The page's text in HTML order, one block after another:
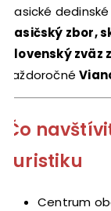
klasické
hasičský zbor,
Slovenský
každoročné
Čo
turistiku
Centrum